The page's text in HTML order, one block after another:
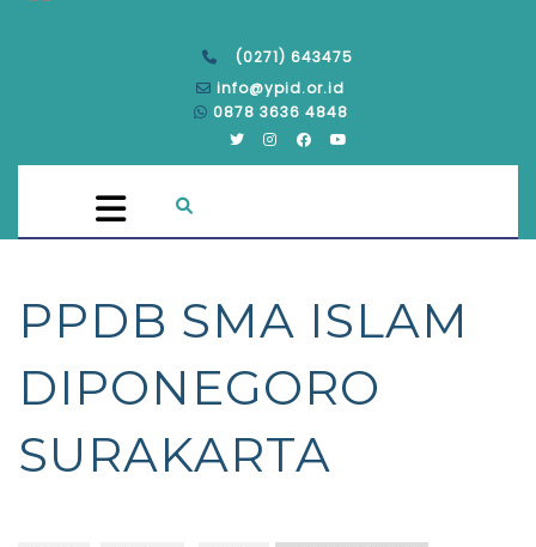
(0271) 643475
info@ypid.or.id
0878 3636 4848
PPDB SMA ISLAM
DIPONEGORO
SURAKARTA